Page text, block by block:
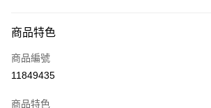
信用卡一次付款
超商取貨付款
商品特色
商品編號
11849435
商品特色